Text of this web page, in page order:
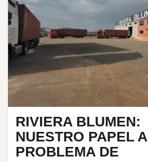
RIVIERA BLUMEN:
NUESTRO PAPEL
PROBLEMA DE